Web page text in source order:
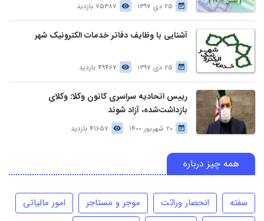
25 دی 1397 75387 بازدید
آشنایی با وظایف دفاتر خدمات الکترونیک شهر
25 دی 1397 49467 بازدید
رییس اتحادیه سراسری کانون وکلا: وکلای
بازداشت‌شده، آزاد شوند
20 شهریور 1400 41657 بازدید
همه چیز درباره
سفته انحصار وراثت موجر و مستاجر
امور مالیاتی